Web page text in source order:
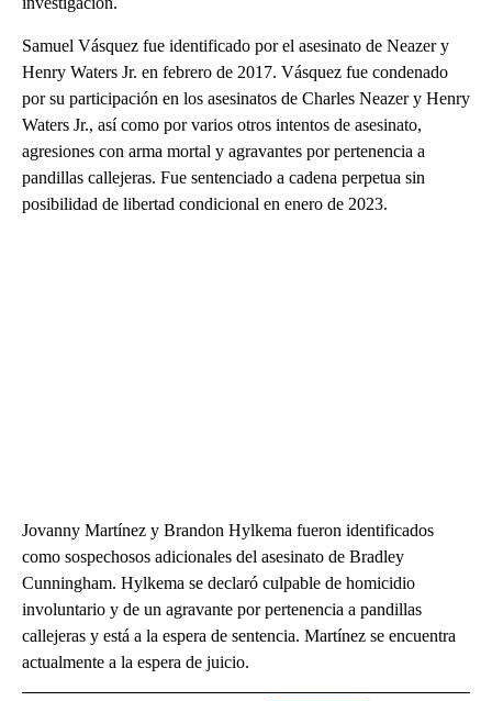
Samuel Vásquez fue identificado por el asesinato de Neazer y
Henry Waters Jr. en febrero de 2017. Vásquez fue condenado
por su participación en los asesinatos de Charles Neazer y Henry
Waters Jr., así como por varios otros intentos de asesinato,
agresiones con arma mortal y agravantes por pertenencia a
pandillas callejeras. Fue sentenciado a cadena perpetua sin
posibilidad de libertad condicional en enero de 2023.
Jovanny Martínez y Brandon Hylkema fueron identificados
como sospechosos adicionales del asesinato de Bradley
Cunningham. Hylkema se declaró culpable de homicidio
involuntario y de un agravante por pertenencia a pandillas
callejeras y está a la espera de sentencia. Martínez se encuentra
actualmente a la espera de juicio.